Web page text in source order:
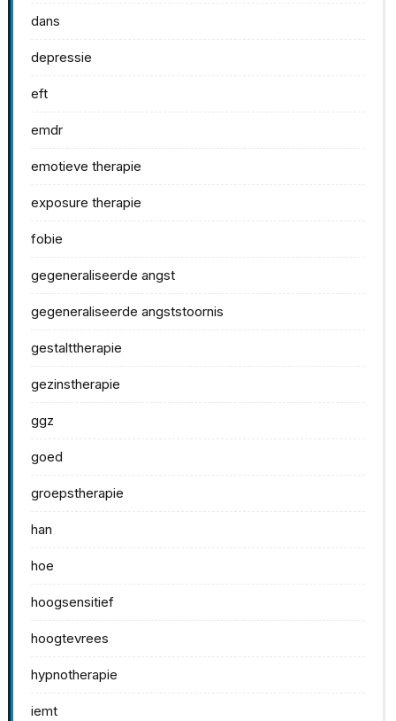
dans
depressie
eft
emdr
emotieve therapie
exposure therapie
fobie
gegeneraliseerde angst
gegeneraliseerde angststoornis
gestalttherapie
gezinstherapie
ggz
goed
groepstherapie
han
hoe
hoogsensitief
hoogtevrees
hypnotherapie
iemt